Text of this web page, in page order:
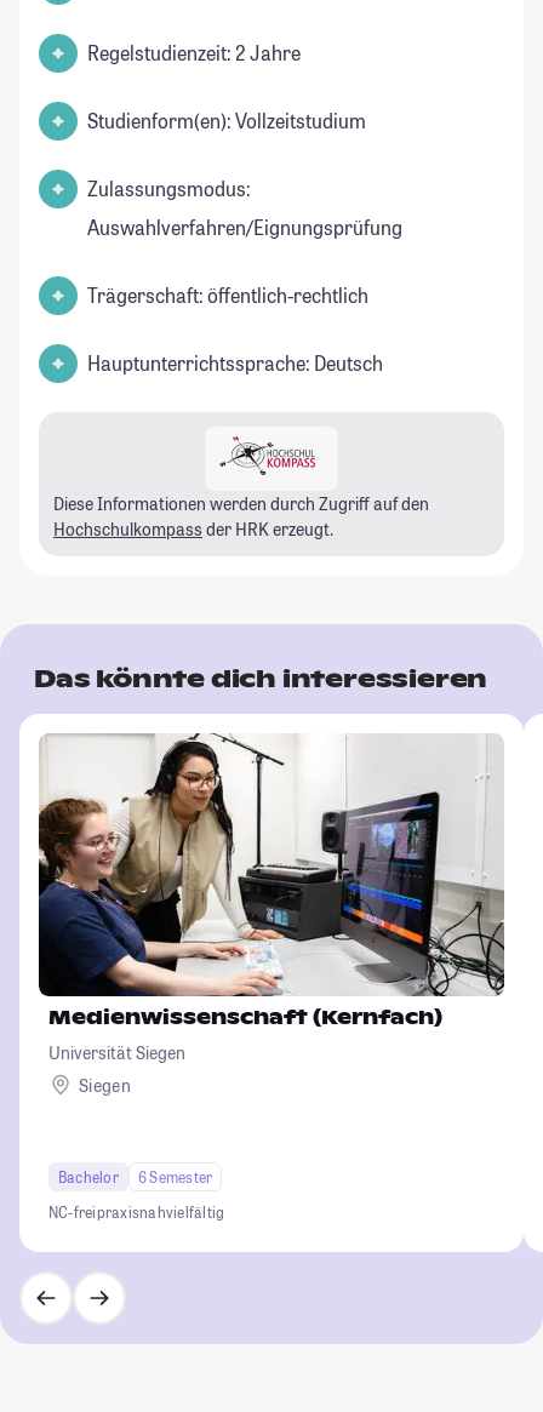
Regelstudienzeit: 2 Jahre
Studienform(en): Vollzeitstudium
Zulassungsmodus:
Auswahlverfahren/Eignungsprüfung
Trägerschaft: öffentlich-rechtlich
Hauptunterrichtssprache: Deutsch
Diese Informationen werden durch Zugriff auf den
Hochschulkompass der HRK erzeugt.
Das könnte dich interessieren
Medienwissenschaft (Kernfach)
Universität Siegen
Siegen
Bachelor
6 Semester
NC-freipraxisnahvielfältig